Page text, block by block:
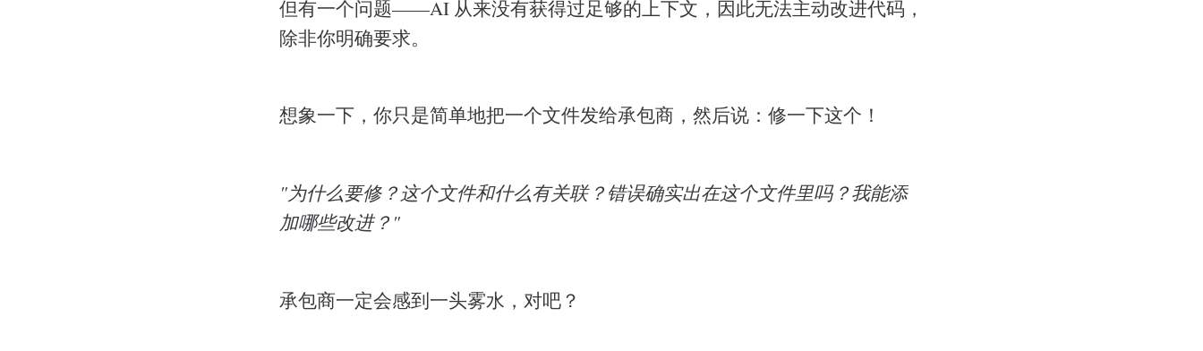
但有一个问题——AI 从来没有获得过足够的上下文，因此无法主动改进代码，
除非你明确要求。
想象一下，你只是简单地把一个文件发给承包商，然后说：修一下这个！
"为什么要修？这个文件和什么有关联？错误确实出在这个文件里吗？我能添
加哪些改进？"
承包商一定会感到一头雾水，对吧？